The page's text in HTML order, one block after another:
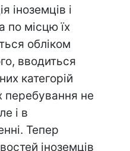
іноземців і
по місцю їх
обліком
вводиться
категорій
перебування не
і в
Тепер
іноземців